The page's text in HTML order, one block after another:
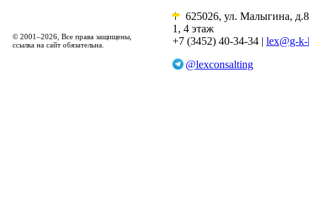
© 2001–2026, Все права защищены,
ссылка на сайт обязательна.
625026, ул. Малыгина,
1, 4 этаж
+7 (3452) 40-34-34 | lex@g-
@lexconsalting